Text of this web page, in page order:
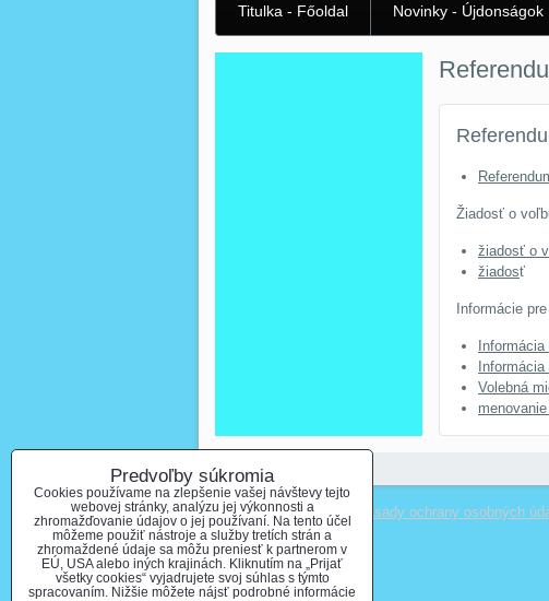
Titulka - Főoldal Novinky - Újdonságok
Žiadosť o
žiadosť o
žiadosť
Informácie
Volebná
Predvoľby súkromia Zásady ochrany osobných
Predvoľby súkromia
Cookies používame na zlepšenie vašej návštevy tejto
webovej stránky, analýzu jej výkonnosti a
zhromažďovanie údajov o jej používaní. Na tento účel
môžeme použiť nástroje a služby tretích strán a
zhromaždené údaje sa môžu preniesť k partnerom v
EÚ, USA alebo iných krajinách. Kliknutím na „Prijať
všetky cookies“ vyjadrujete svoj súhlas s týmto
spracovaním. Nižšie môžete nájsť podrobné informácie